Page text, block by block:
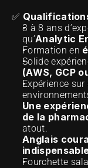
✅
3 à 8 ans
qu’Analytic
Formation en
Solide
(AWS, GCP
Expérience
Une
de la
atout.
Anglais
Fourchette